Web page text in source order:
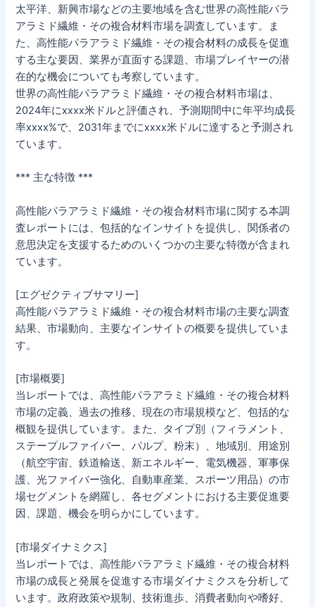
太平洋、新興市場などの主要地域を含む世界の高性能パラ
アラミド繊維・その複合材料市場を調査しています。ま
た、高性能パラアラミド繊維・その複合材料の成長を促進
する主な要因、業界が直面する課題、市場プレイヤーの潜
在的な機会についても考察しています。
世界の高性能パラアラミド繊維・その複合材料市場は、
2024年にxxxx米ドルと評価され、予測期間中に年平均成長
率xxxx%で、2031年までにxxxx米ドルに達すると予測され
ています。
*** 主な特徴 ***
高性能パラアラミド繊維・その複合材料市場に関する本調
査レポートには、包括的なインサイトを提供し、関係者の
意思決定を支援するためのいくつかの主要な特徴が含まれ
ています。
[エグゼクティブサマリー]
高性能パラアラミド繊維・その複合材料市場の主要な調査
結果、市場動向、主要なインサイトの概要を提供していま
す。
[市場概要]
当レポートでは、高性能パラアラミド繊維・その複合材料
市場の定義、過去の推移、現在の市場規模など、包括的な
概観を提供しています。また、タイプ別（フィラメント、
ステープルファイバー、パルプ、粉末）、地域別、用途別
（航空宇宙、鉄道輸送、新エネルギー、電気機器、軍事保
護、光ファイバー強化、自動車産業、スポーツ用品）の市
場セグメントを網羅し、各セグメントにおける主要促進要
因、課題、機会を明らかにしています。
[市場ダイナミクス]
当レポートでは、高性能パラアラミド繊維・その複合材料
市場の成長と発展を促進する市場ダイナミクスを分析して
います。政府政策や規制、技術進歩、消費者動向や嗜好、